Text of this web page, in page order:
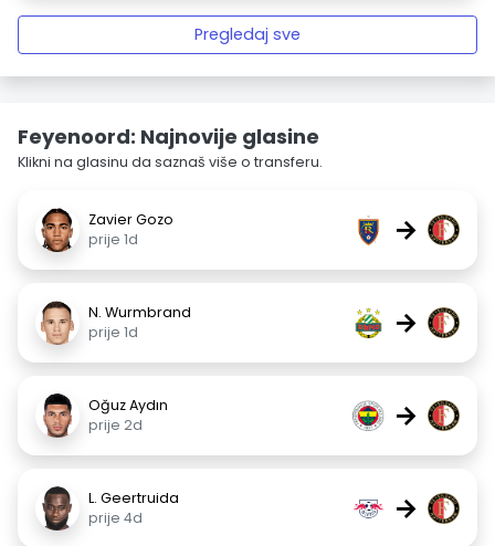
Pregledaj sve
Feyenoord: Najnovije glasine
Klikni na glasinu da saznaš više o transferu.
Zavier Gozo
prije 1d
→
N. Wurmbrand
prije 1d
→
Oğuz Aydın
prije 2d
→
L. Geertruida
prije 4d
→